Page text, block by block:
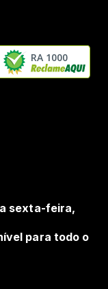
RA 1000
sexta-feira,
para todo o